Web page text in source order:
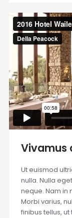
Vivamus
Ut euismod
nulla. Nulla
neque. Nam in
Morbi varius,
finibus tellus,